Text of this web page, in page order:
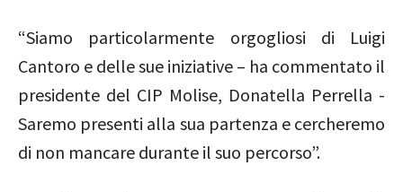
“Siamo particolarmente orgogliosi di Luigi
Cantoro e delle sue iniziative – ha commentato il
presidente del CIP Molise, Donatella Perrella -
Saremo presenti alla sua partenza e cercheremo
di non mancare durante il suo percorso”.